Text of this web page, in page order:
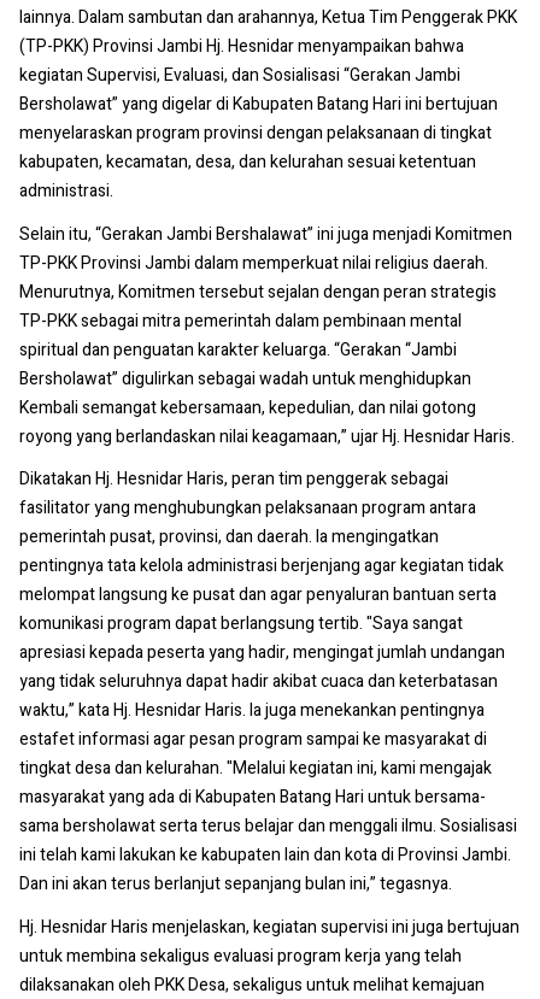
lainnya. Dalam sambutan dan arahannya, Ketua Tim Penggerak PKK
(TP-PKK) Provinsi Jambi Hj. Hesnidar menyampaikan bahwa
kegiatan Supervisi, Evaluasi, dan Sosialisasi “Gerakan Jambi
Bersholawat” yang digelar di Kabupaten Batang Hari ini bertujuan
menyelaraskan program provinsi dengan pelaksanaan di tingkat
kabupaten, kecamatan, desa, dan kelurahan sesuai ketentuan
administrasi.
Selain itu, “Gerakan Jambi Bershalawat” ini juga menjadi Komitmen
TP-PKK Provinsi Jambi dalam memperkuat nilai religius daerah.
Menurutnya, Komitmen tersebut sejalan dengan peran strategis
TP-PKK sebagai mitra pemerintah dalam pembinaan mental
spiritual dan penguatan karakter keluarga. “Gerakan “Jambi
Bersholawat” digulirkan sebagai wadah untuk menghidupkan
Kembali semangat kebersamaan, kepedulian, dan nilai gotong
royong yang berlandaskan nilai keagamaan,” ujar Hj. Hesnidar Haris.
Dikatakan Hj. Hesnidar Haris, peran tim penggerak sebagai
fasilitator yang menghubungkan pelaksanaan program antara
pemerintah pusat, provinsi, dan daerah. Ia mengingatkan
pentingnya tata kelola administrasi berjenjang agar kegiatan tidak
melompat langsung ke pusat dan agar penyaluran bantuan serta
komunikasi program dapat berlangsung tertib. "Saya sangat
apresiasi kepada peserta yang hadir, mengingat jumlah undangan
yang tidak seluruhnya dapat hadir akibat cuaca dan keterbatasan
waktu,” kata Hj. Hesnidar Haris. Ia juga menekankan pentingnya
estafet informasi agar pesan program sampai ke masyarakat di
tingkat desa dan kelurahan. "Melalui kegiatan ini, kami mengajak
masyarakat yang ada di Kabupaten Batang Hari untuk bersama-
sama bersholawat serta terus belajar dan menggali ilmu. Sosialisasi
ini telah kami lakukan ke kabupaten lain dan kota di Provinsi Jambi.
Dan ini akan terus berlanjut sepanjang bulan ini,” tegasnya.
Hj. Hesnidar Haris menjelaskan, kegiatan supervisi ini juga bertujuan
untuk membina sekaligus evaluasi program kerja yang telah
dilaksanakan oleh PKK Desa, sekaligus untuk melihat kemajuan